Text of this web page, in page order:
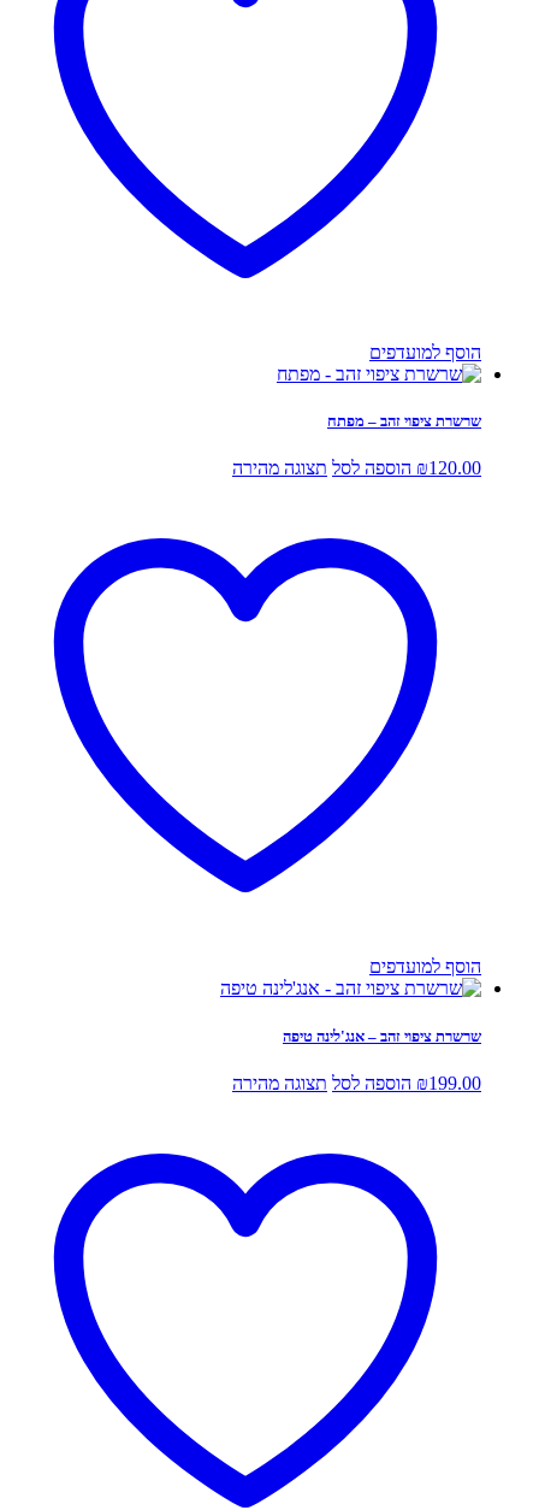
הוסף למועדפים
שרשרת ציפוי זהב – מפתח
₪120.00 הוספה לסל תצוגה מהירה
הוסף למועדפים
שרשרת ציפוי זהב – אנג'לינה טיפה
₪199.00 הוספה לסל תצוגה מהירה